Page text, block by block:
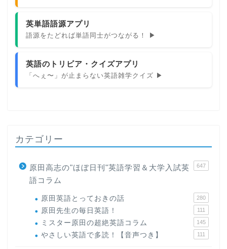
英単語語源アプリ
語源をたどれば単語同士がつながる！ ▶
英語のトリビア・クイズアプリ
「へぇ〜」が止まらない英語雑学クイズ ▶
カテゴリー
原田高志の"ほぼ日刊"英語学習＆大学入試英
語コラム
647
原田英語とっておきの話 280
原田先生の毎日英語！ 111
ミスター原田の超絶英語コラム 145
やさしい英語で多読！【音声つき】 111